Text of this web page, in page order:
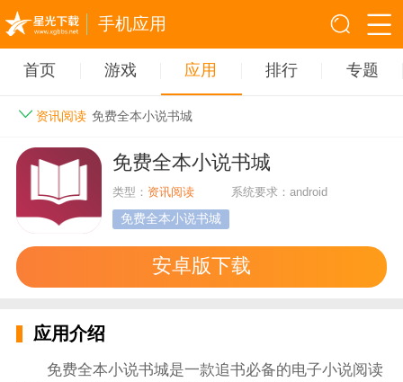
手机应用
首页 游戏 应用 排行 专题
资讯阅读 免费全本小说书城
免费全本小说书城
类型： 资讯阅读 系统要求：android
免费全本小说书城
安卓版下载
应用介绍
免费全本小说书城是一款追书必备的电子小说阅读